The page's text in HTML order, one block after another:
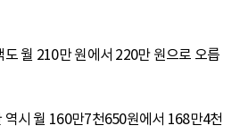
월 210만 원에서 220만 원으로 오릅
역시 월 160만7천650원에서 168만4천